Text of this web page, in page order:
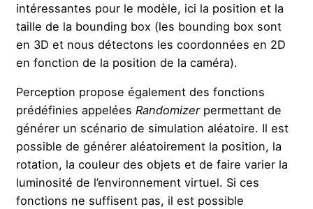
intéressantes pour le modèle, ici la position et la
taille de la bounding box (les bounding box sont
en 3D et nous détectons les coordonnées en 2D
en fonction de la position de la caméra).
Perception propose également des fonctions
prédéfinies appelées Randomizerpermettant de
générer un scénario de simulation aléatoire. Il est
possible de générer aléatoirement la position, la
rotation, la couleur des objets et de faire varier la
luminosité de l’environnement virtuel. Si ces
fonctions ne suffisent pas, il est possible